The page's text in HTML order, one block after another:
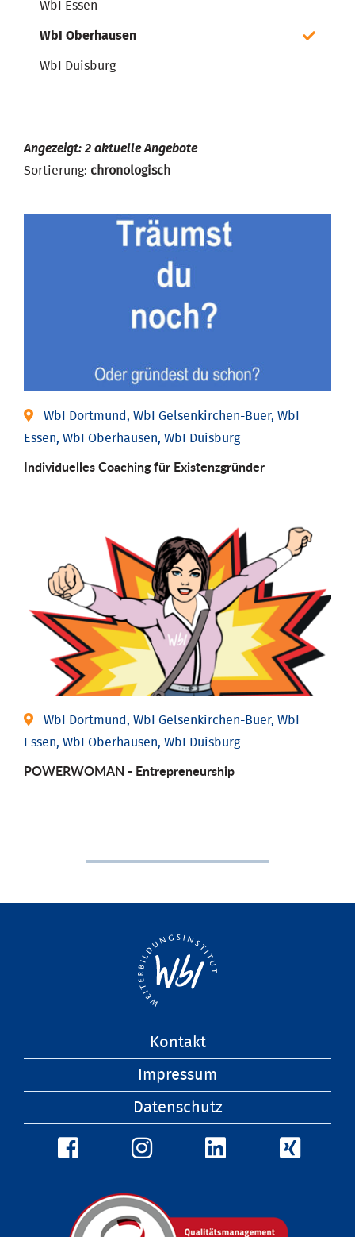
WbI Essen
WbI Oberhausen
WbI Duisburg
Angezeigt: 2 aktuelle Angebote
Sortierung: chronologisch
WbI Dortmund, WbI Gelsenkirchen-Buer, WbI
Essen, WbI Oberhausen, WbI Duisburg
Individu­elles Coaching für Existenz­gründer
WbI Dortmund, WbI Gelsenkirchen-Buer, WbI
Essen, WbI Oberhausen, WbI Duisburg
POWERWOMAN - Entrepreneurship
Kontakt
Impressum
Datenschutz